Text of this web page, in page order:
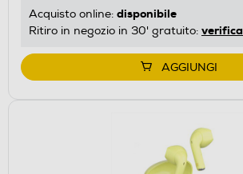
Acquisto online: disponibile
Ritiro in negozio in 30' gratuito: verifica
AGGIUNGI